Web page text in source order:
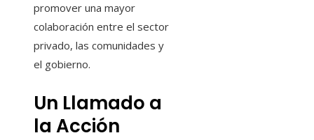
promover una mayor
colaboración entre el sector
privado, las comunidades y
el gobierno.
Un Llamado a
la Acción